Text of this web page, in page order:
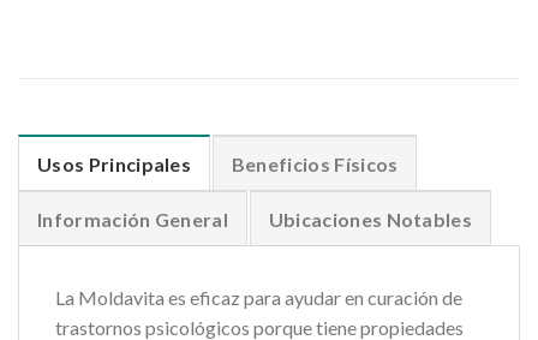
Usos Principales Beneficios Físicos
Información General Ubicaciones Notables
La Moldavita es eficaz para ayudar en curación de
trastornos psicológicos porque tiene propiedades